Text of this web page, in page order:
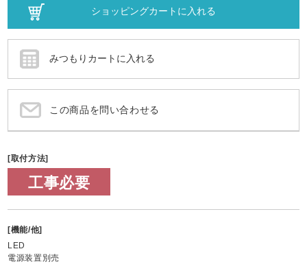
この商品を問い合わせる
[取付方法]
工事必要
[機能/他]
LED
電源装置別売